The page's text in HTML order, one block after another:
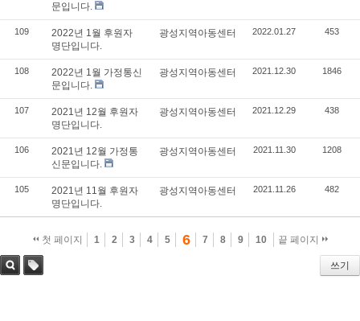
문입니다.
109
2022년 1월 후원자
명단입니다.
광성지역아동센터 2022.01.27 453
108
2022년 1월 가정통신
문입니다.
광성지역아동센터 2021.12.30 1846
107
2021년 12월 후원자
명단입니다.
광성지역아동센터 2021.12.29 438
106
2021년 12월 가정통
신문입니다.
광성지역아동센터 2021.11.30 1208
105
2021년 11월 후원자
명단입니다.
광성지역아동센터 2021.11.26 482
첫 페이지 1 2 3 4 5 6 7 8 9 10 끝 페이지
쓰기